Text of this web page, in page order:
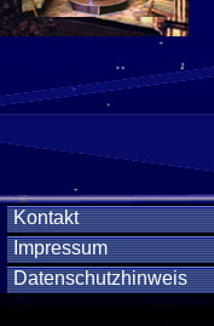
Kontakt
Impressum
Datenschutzhinweis